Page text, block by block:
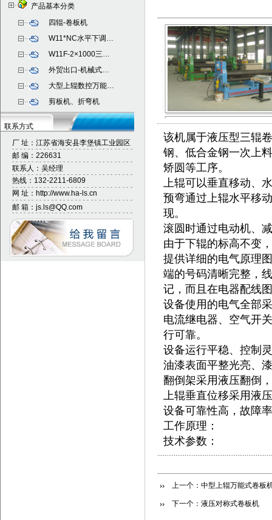
产品基本分类
四辊-卷板机
W11*NC水平下调…
W11F-2×1000三…
外贸出口-机械式…
大型上辊数控万能…
剪板机、折弯机
联系方式
厂 址： 江苏省海安县李堡镇工业园区
邮 编：226631
联系人：吴经理
热线：132-2211-6809
网 址：http://www.ha-ls.cn
邮 箱：js.ls@QQ.com
该机属于液压型三辊
钢、低合金钢一次上
矫圆等工序。
上辊可以垂直移动、
预弯通过上辊水平移
现。
滚圆时通过电动机、
由于下辊的标高不变
提供详细的电气原理
端的号码清晰完整，
记，而且在电器配线
设备使用的电气全部
电流继电器、空气开
行可靠。
设备运行平稳、控制
油漆表面平整光亮、
翻倒架采用液压翻倒
上辊垂直位移采用液
设备可靠性高，故障
工作原理：
技术参数：
上一个： 中型上辊万能式卷板
下一个： 液压对称式卷板机